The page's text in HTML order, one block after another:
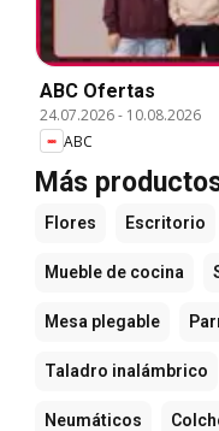
ABC Ofertas
24.07.2026- 10.08.2026
ABC
Más
Flores Escritorio
Mueble de cocina
Mesa plegable
Taladro inalámbrico
Neumáticos